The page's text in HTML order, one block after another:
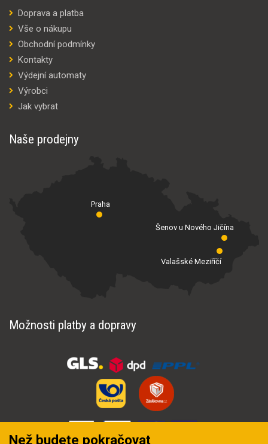
Doprava a platba
Vše o nákupu
Obchodní podmínky
Kontakty
Výdejní automaty
Výrobci
Jak vybrat
Naše prodejny
Praha
Valašské Meziříčí
Šenov u Nového Jičína
Možnosti platby a dopravy
Než budete pokračovat